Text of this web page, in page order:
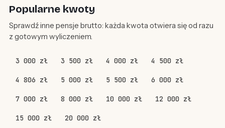
Popularne kwoty
Sprawdź inne pensje brutto: każda kwota otwiera się od razu
z gotowym wyliczeniem.
3 000 zł 3 500 zł 4 000 zł 4 500 zł
4 806 zł 5 000 zł 5 500 zł 6 000 zł
7 000 zł 8 000 zł 10 000 zł 12 000 zł
15 000 zł 20 000 zł